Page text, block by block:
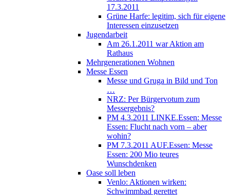
17.3.2011
Grüne Harfe: legitim, sich für eigene
Interessen einzusetzen
Jugendarbeit
Am 26.1.2011 war Aktion am
Rathaus
Mehrgenerationen Wohnen
Messe Essen
Messe und Gruga in Bild und Ton
…
NRZ: Per Bürgervotum zum
Messergebnis?
PM 4.3.2011 LINKE.Essen: Messe
Essen: Flucht nach vorn – aber
wohin?
PM 7.3.2011 AUF.Essen: Messe
Essen: 200 Mio teures
Wunschdenken
Oase soll leben
Venlo: Aktionen wirken:
Schwimmbad gerettet